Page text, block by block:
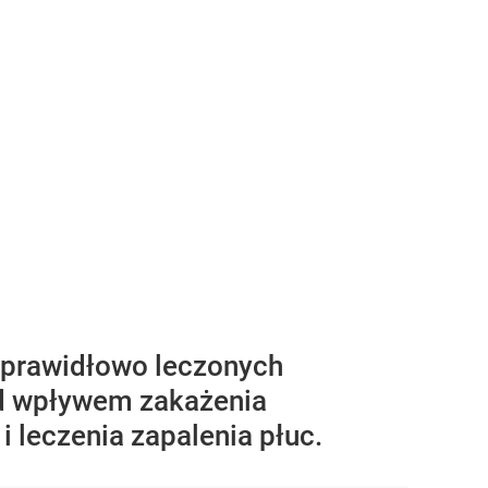
leczonych
zakażenia
zapalenia płuc.